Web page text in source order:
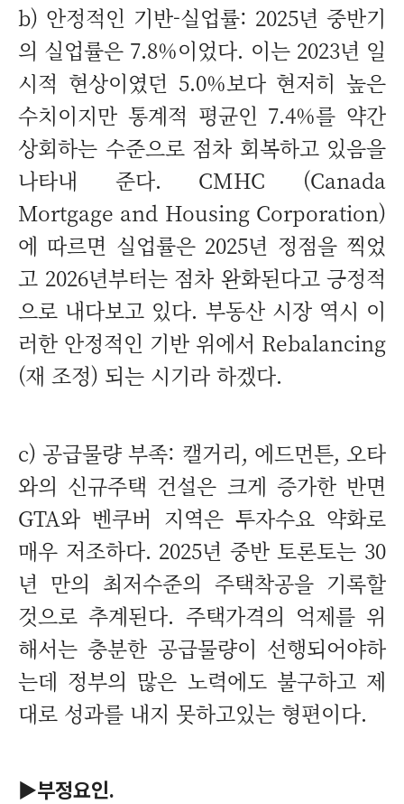
b) 안정적인 기반-실업률: 2025년 중반기
의 실업률은 7.8%이었다. 이는 2023년 일
시적 현상이였던 5.0%보다 현저히 높은
수치이지만 통계적 평균인 7.4%를 약간
상회하는 수준으로 점차 회복하고 있음을
나타내 준다. CMHC (Canada
Mortgage and Housing Corporation)
에 따르면 실업률은 2025년 정점을 찍었
고 2026년부터는 점차 완화된다고 긍정적
으로 내다보고 있다. 부동산 시장 역시 이
러한 안정적인 기반 위에서 Rebalancing
(재 조정) 되는 시기라 하겠다.
c) 공급물량 부족: 캘거리, 에드먼튼, 오타
와의 신규주택 건설은 크게 증가한 반면
GTA와 벤쿠버 지역은 투자수요 약화로
매우 저조하다. 2025년 중반 토론토는 30
년 만의 최저수준의 주택착공을 기록할
것으로 추계된다. 주택가격의 억제를 위
해서는 충분한 공급물량이 선행되어야하
는데 정부의 많은 노력에도 불구하고 제
대로 성과를 내지 못하고있는 형편이다.
▶부정요인.